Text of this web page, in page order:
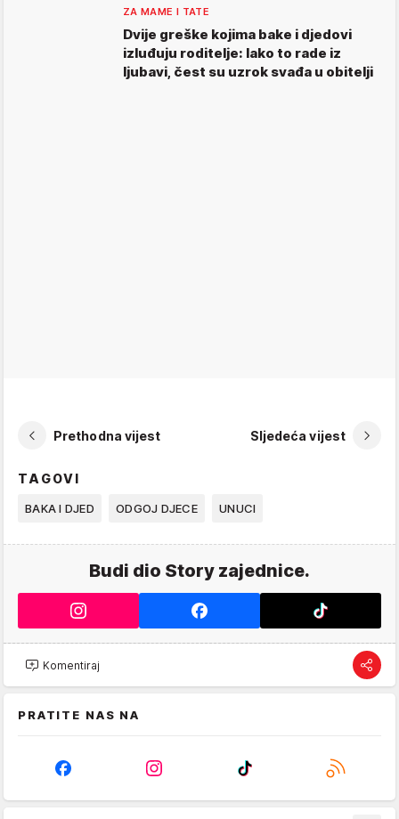
ZA MAME I TATE
Dvije greške kojima bake i djedovi
izluđuju roditelje: Iako to rade iz
ljubavi, čest su uzrok svađa u obitelji
Prethodna vijest Sljedeća vijest
TAGOVI
BAKA I DJED ODGOJ DJECE UNUCI
Budi dio Story zajednice.
Komentiraj
PRATITE NAS NA